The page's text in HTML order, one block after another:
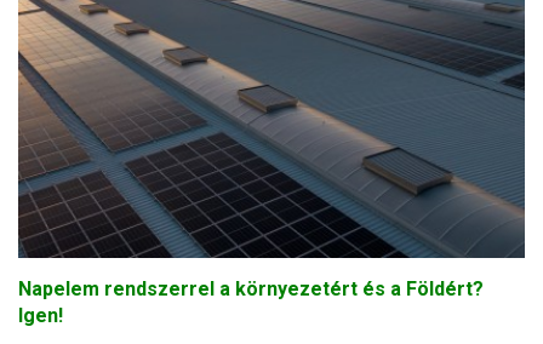
Napelem rendszerrel a környezetért és a Földért?
Igen!